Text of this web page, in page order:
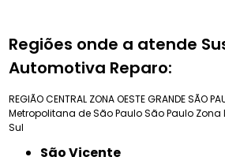
Regiões onde a atende
Automotiva Reparo:
REGIÃO CENTRAL ZONA OESTEGRANDE SÃO
Metropolitana de São PauloSão Paulo Zona
Sul
São Vicente